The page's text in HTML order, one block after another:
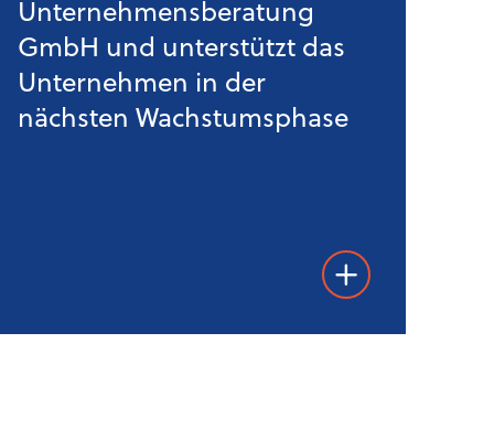
Unternehmensberatung
GmbH und unterstützt das
Unternehmen in der
nächsten Wachstumsphase